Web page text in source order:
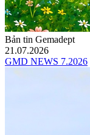
Bản tin Gemadept
21.07.2026
GMD NEWS 7.2026